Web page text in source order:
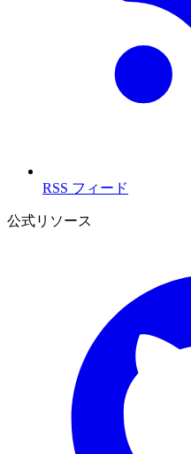
RSS フィード
公式リソース